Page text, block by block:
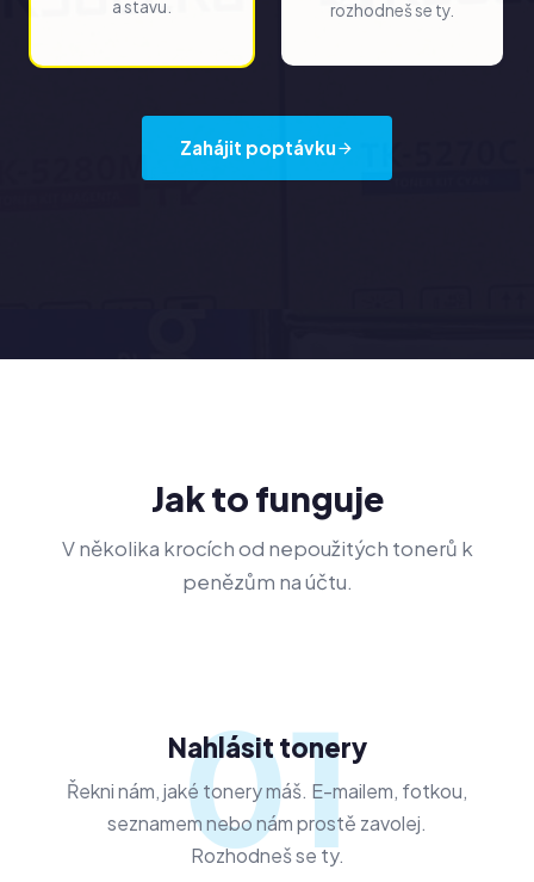
a stavu. rozhodneš se ty.
Zahájit poptávku
Jak to funguje
V několika krocích od nepoužitých tonerů k
penězům na účtu.
01
Nahlásit tonery
Řekni nám, jaké tonery máš. E-mailem, fotkou,
seznamem nebo nám prostě zavolej.
Rozhodneš se ty.